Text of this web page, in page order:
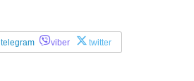
telegram viber twitter